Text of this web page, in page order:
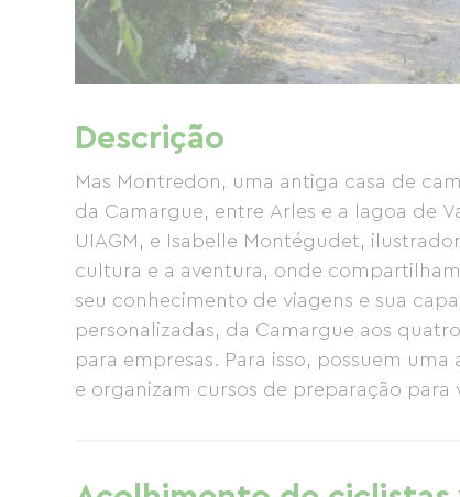
Descrição
Mas Montredon, uma antiga casa de
da Camargue, entre Arles e a lagoa de
UIAGM, e Isabelle Montégudet,
cultura e a aventura, onde
seu conhecimento de viagens e sua
personalizadas, da Camargue aos
para empresas. Para isso, possuem
e organizam cursos de preparação para
regiões, com partida de Mas. Essas